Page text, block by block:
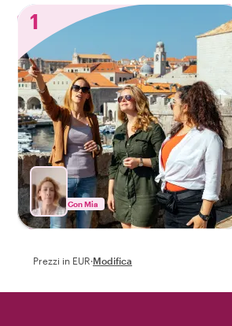
1
Con Mia
Prezzi in EUR·Modifica